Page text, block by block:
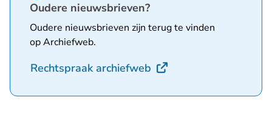
Oudere nieuwsbrieven?
Oudere nieuwsbrieven zijn terug te vinden
op Archiefweb.
Rechtspraak archiefweb - U verlaat